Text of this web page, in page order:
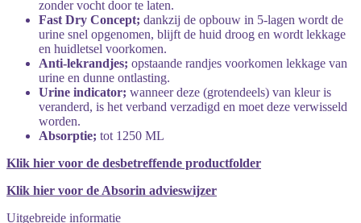
zonder vocht door te laten.
Fast Dry Concept; dankzij de opbouw in 5-lagen wordt de
urine snel opgenomen, blijft de huid droog en wordt lekkage
en huidletsel voorkomen.
Anti-lekrandjes; opstaande randjes voorkomen lekkage van
urine en dunne ontlasting.
Urine indicator; wanneer deze (grotendeels) van kleur is
veranderd, is het verband verzadigd en moet deze verwisseld
worden.
Absorptie; tot 1250 ML
Klik hier voor de desbetreffende productfolder
Klik hier voor de Absorin advieswijzer
Uitgebreide informatie